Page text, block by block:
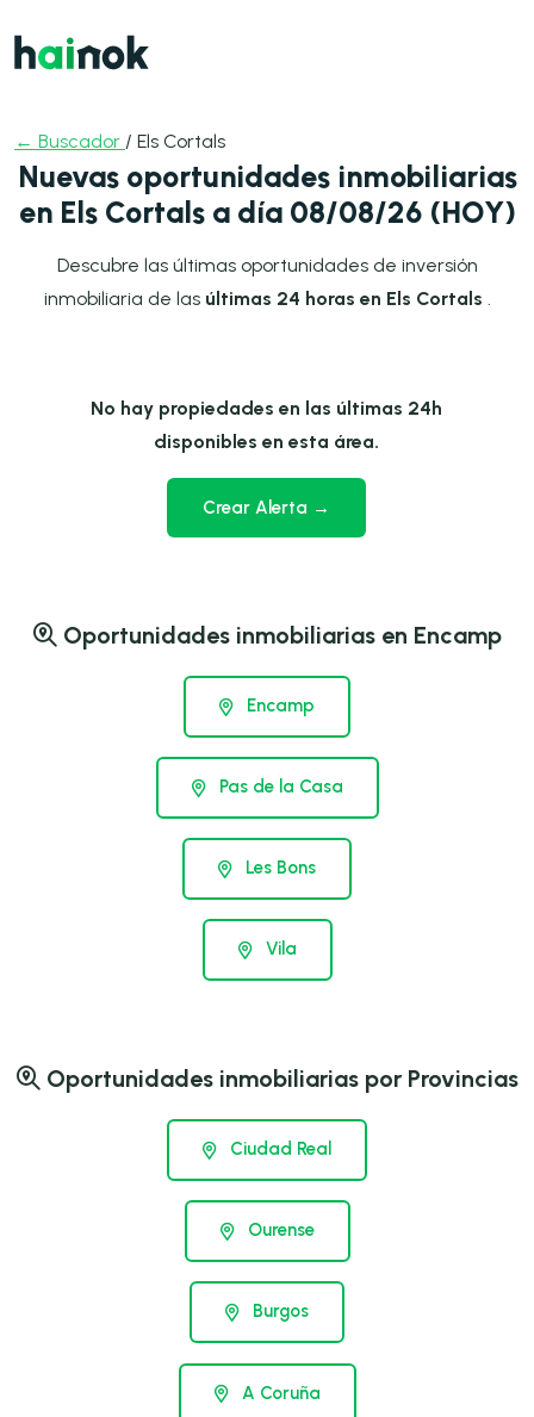
← Buscador / Els Cortals
Nuevas oportunidades inmobiliarias
en Els Cortals a día 08/08/26 (HOY)
Descubre las últimas oportunidades de inversión
inmobiliaria de las últimas 24 horas en Els Cortals
No hay propiedades en las últimas 24h
disponibles en esta área.
Crear Alerta →
Oportunidades inmobiliarias en Encamp
Encamp
Pas de la Casa
Les Bons
Vila
Oportunidades inmobiliarias por Provincias
Ciudad Real
Ourense
Burgos
A Coruña